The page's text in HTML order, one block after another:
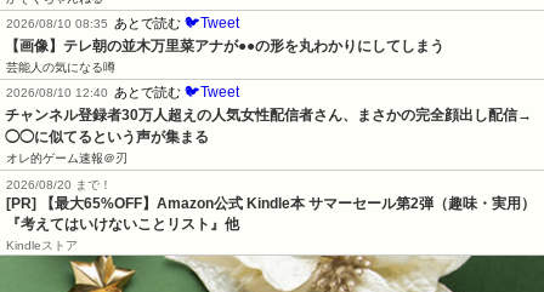
2026/08/10 08:35
あとで読む 🐦Tweet
【画像】テレ朝の並木万里菜アナが●●の形を丸わかりにしてしまう
芸能人の気になる噂
2026/08/10 12:40
あとで読む 🐦Tweet
チャンネル登録者30万人超えの人気女性配信者さん、まさかの完全顔出し配信→
◯◯に似てるという声が集まる
オレ的ゲーム速報＠刃
2026/08/20 まで！
[PR]
【最大65%OFF】Amazon公式 Kindle本 サマーセール第2弾（趣味・実用）
『考えてはいけないことリスト』他
Kindleストア